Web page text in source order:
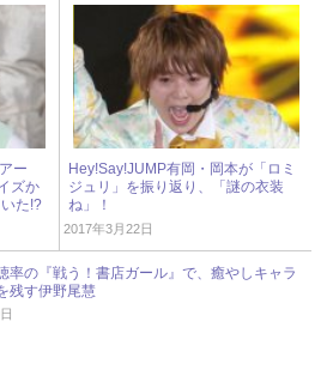
ー
ズか
た!?
Hey!Say!JUMP有岡・岡本が「ロミ
ジュリ」を振り返り、「謎の衣装
ね」！
2017年3月22日
率の『戦う！書店ガール』で、癒やしキャラ
残す伊野尾慧